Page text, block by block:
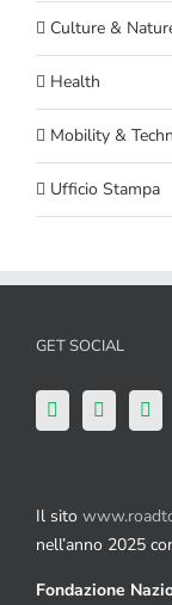
Culture &
Health
Mobility &
Ufficio Stampa
GET SOCIAL
Il sito
nell’anno 2025
Fondazione